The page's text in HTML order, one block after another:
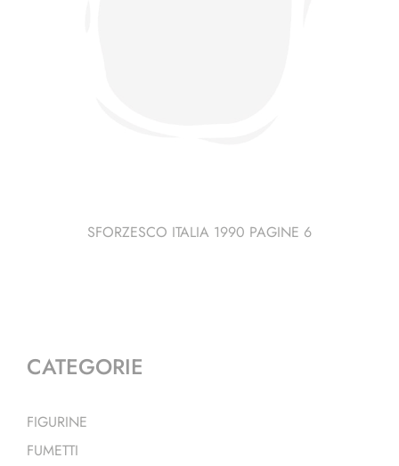
SFORZESCO ITALIA 1990 PAGINE 6
CATEGORIE
FIGURINE
FUMETTI